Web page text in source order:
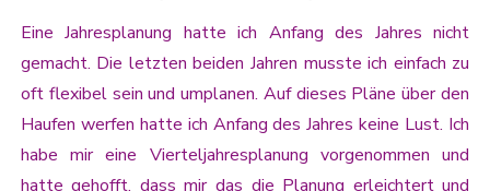
Eine Jahresplanung hatte ich Anfang des Jahres nicht
gemacht. Die letzten beiden Jahren musste ich einfach zu
oft flexibel sein und umplanen. Auf dieses Pläne über den
Haufen werfen hatte ich Anfang des Jahres keine Lust. Ich
habe mir eine Vierteljahresplanung vorgenommen und
hatte gehofft, dass mir das die Planung erleichtert und